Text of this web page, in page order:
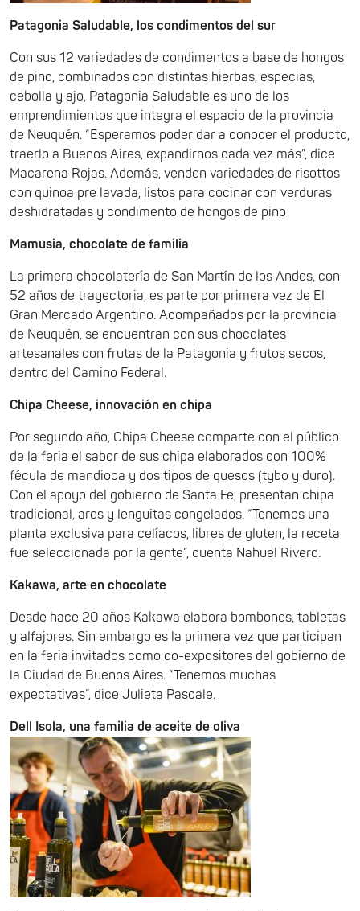
Patagonia Saludable, los condimentos del sur
Con sus 12 variedades de condimentos a base de hongos
de pino, combinados con distintas hierbas, especias,
cebolla y ajo, Patagonia Saludable es uno de los
emprendimientos que integra el espacio de la provincia
de Neuquén. “Esperamos poder dar a conocer el producto,
traerlo a Buenos Aires, expandirnos cada vez más”, dice
Macarena Rojas. Además, venden variedades de risottos
con quinoa pre lavada, listos para cocinar con verduras
deshidratadas y condimento de hongos de pino
Mamusia, chocolate de familia
La primera chocolatería de San Martín de los Andes, con
52 años de trayectoria, es parte por primera vez de El
Gran Mercado Argentino. Acompañados por la provincia
de Neuquén, se encuentran con sus chocolates
artesanales con frutas de la Patagonia y frutos secos,
dentro del Camino Federal.
Chipa Cheese, innovación en chipa
Por segundo año, Chipa Cheese comparte con el público
de la feria el sabor de sus chipa elaborados con 100%
fécula de mandioca y dos tipos de quesos (tybo y duro).
Con el apoyo del gobierno de Santa Fe, presentan chipa
tradicional, aros y lenguitas congelados. “Tenemos una
planta exclusiva para celíacos, libres de gluten, la receta
fue seleccionada por la gente”, cuenta Nahuel Rivero.
Kakawa, arte en chocolate
Desde hace 20 años Kakawa elabora bombones, tabletas
y alfajores. Sin embargo es la primera vez que participan
en la feria invitados como co-expositores del gobierno de
la Ciudad de Buenos Aires. “Tenemos muchas
expectativas”, dice Julieta Pascale.
Dell Isola, una familia de aceite de oliva